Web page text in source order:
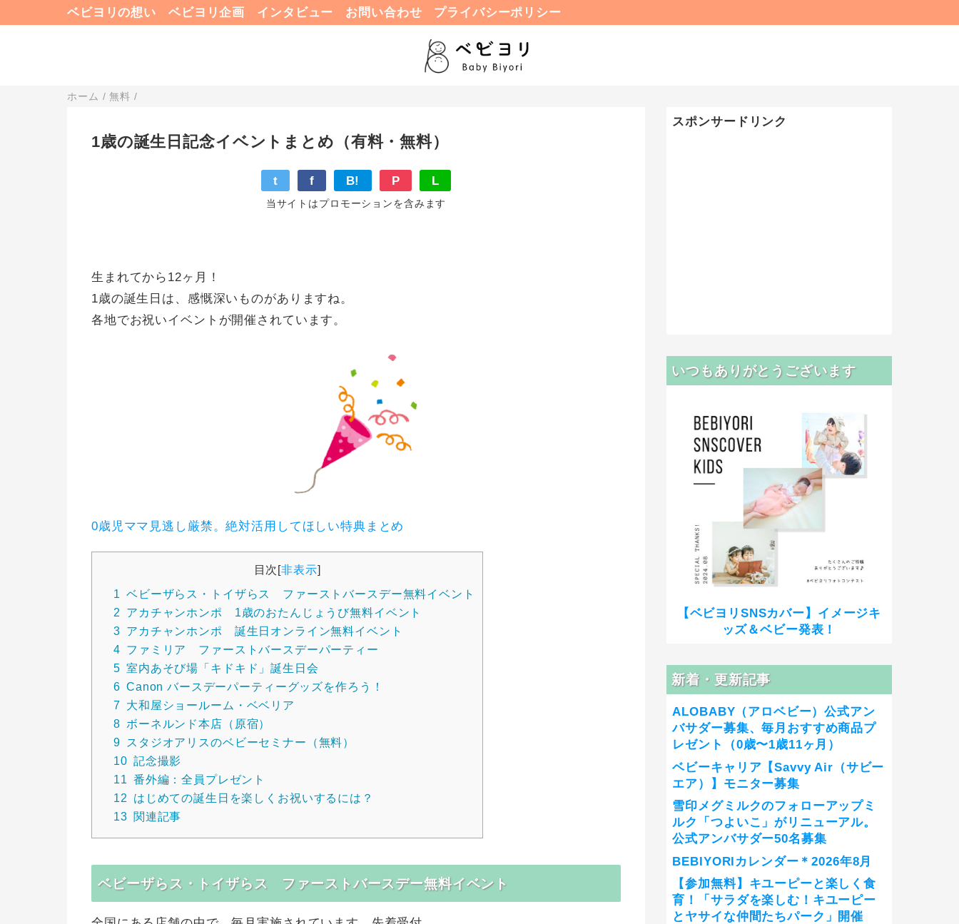
ベビヨリの想い ベビヨリ企画 インタビュー お問い合わせ プライバシーポリシー
ホーム /無料 /
1歳の誕生日記念イベントまとめ（有料・無料）
t f B! P L
当サイトはプロモーションを含みます
生まれてから12ヶ月！
1歳の誕生日は、感慨深いものがありますね。
各地でお祝いイベントが開催されています。
0歳児ママ見逃し厳禁。絶対活用してほしい特典まとめ
目次[非表示]
1 ベビーザらス・トイザらス ファーストバースデー無料イベント
2
アカチャンホンポ 1歳のおたんじょうび無料イベント
3 アカチャンホンポ 誕生日オンライン無料イベント
4 ファミリア ファーストバースデーパーティー
5 室内あそび場「キドキド」誕生日会
6 Canon バースデーパーティーグッズを作ろう！
7 大和屋ショールーム・ベベリア
8 ボーネルンド本店（原宿）
9
スタジオアリスのベビーセミナー（無料）
10 記念撮影
11 番外編：全員プレゼント
12
はじめての誕生日を楽しくお祝いするには？
13 関連記事
ベビーザらス・トイザらス ファーストバースデー無料イベント
スポンサードリンク
いつもありがとうございます
【ベビヨリSNSカバー】イメージキ
ッズ＆ベビー発表！
新着・更新記事
ALOBABY（アロベビー）公式アン
バサダー募集、毎月おすすめ商品プ
レゼント（0歳〜1歳11ヶ月）
ベビーキャリア【Savvy Air（サビー
エア）】モニター募集
雪印メグミルクのフォローアップミ
ルク「つよいこ」がリニューアル。
公式アンバサダー50名募集
BEBIYORIカレンダー＊2026年8月
【参加無料】キユーピーと楽しく食
育！「サラダを楽しむ！キユーピー
とヤサイな仲間たちパーク」開催